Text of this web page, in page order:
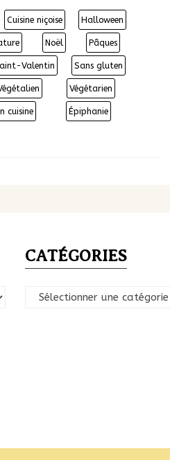
Cuisine niçoise Halloween
Noël Pâques
Valentin Sans gluten
Végétarien
cuisine Épiphanie
CATÉGORIES
Catégories